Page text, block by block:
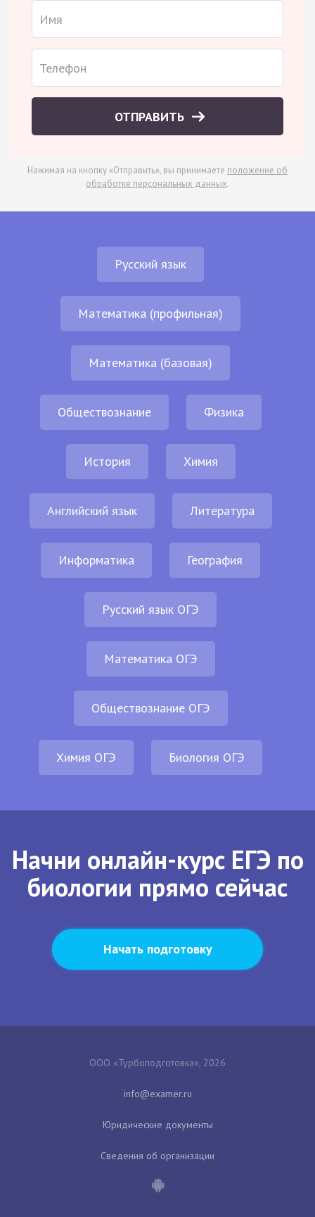
ОТПРАВИТЬ
Нажимая на кнопку «Отправить», вы принимаете положение об
обработке персональных данных.
Русский язык
Математика (профильная)
Математика (базовая)
Обществознание Физика
История Химия
Английский язык Литература
Информатика География
Русский язык ОГЭ
Математика ОГЭ
Обществознание ОГЭ
Химия ОГЭ Биология ОГЭ
Начни онлайн-курс ЕГЭ по
биологии прямо сейчас
Начать подготовку
ООО «Турбоподготовка», 2026
Юридические документы
Сведения об организации